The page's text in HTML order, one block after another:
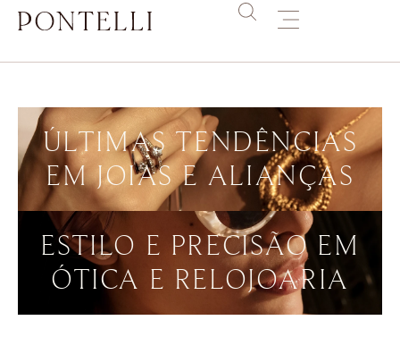
ÚLTIMAS TENDÊNCIAS
EM JOIAS E ALIANÇAS
ESTILO E PRECISÃO EM
ÓTICA E RELOJOARIA